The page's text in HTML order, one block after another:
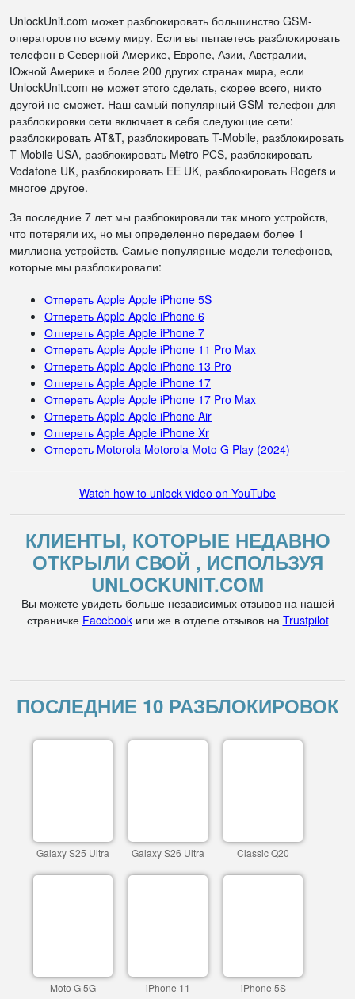
UnlockUnit.com может разблокировать большинство GSM-
операторов по всему миру. Если вы пытаетесь разблокировать
телефон в Северной Америке, Европе, Азии, Австралии,
Южной Америке и более 200 других странах мира, если
UnlockUnit.com не может этого сделать, скорее всего, никто
другой не сможет. Наш самый популярный GSM-телефон для
разблокировки сети включает в себя следующие сети:
разблокировать AT&T, разблокировать T-Mobile, разблокировать
T-Mobile USA, разблокировать Metro PCS, разблокировать
Vodafone UK, разблокировать EE UK, разблокировать Rogers и
многое другое.
За последние 7 лет мы разблокировали так много устройств,
что потеряли их, но мы определенно передаем более 1
миллиона устройств. Самые популярные модели телефонов,
которые мы разблокировали:
Отпереть Apple Apple iPhone 5S
Отпереть Apple Apple iPhone 6
Отпереть Apple Apple iPhone 7
Отпереть Apple Apple iPhone 11 Pro Max
Отпереть Apple Apple iPhone 13 Pro
Отпереть Apple Apple iPhone 17
Отпереть Apple Apple iPhone 17 Pro Max
Отпереть Apple Apple iPhone Air
Отпереть Apple Apple iPhone Xr
Отпереть Motorola Motorola Moto G Play (2024)
Watch how to unlock video on YouTube
КЛИЕНТЫ, КОТОРЫЕ НЕДАВНО
ОТКРЫЛИ СВОЙ , ИСПОЛЬЗУЯ
UNLOCKUNIT.COM
Вы можете увидеть больше независимых отзывов на нашей
страничке Facebookили же в отделе отзывов на Trustpilot
ПОСЛЕДНИЕ 10 РАЗБЛОКИРОВОК
Galaxy S25 Ultra Galaxy S26 Ultra Classic Q20
Moto G 5G iPhone 11 iPhone 5S